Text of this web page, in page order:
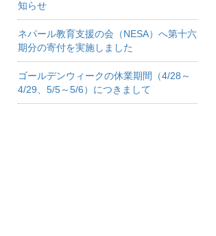
知らせ
ネパール教育支援の会（NESA）へ第十六
期分の寄付を実施しました
ゴールデンウィークの休業期間（4/28～
4/29、5/5～5/6）につきまして